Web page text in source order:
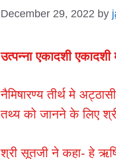
December 29, 2022 by
उत्पन्ना एकादशी एकादशी
नैमिषारण्य तीर्थ मे
तथ्य को जानने के लिए
श्री सूतजी ने कहा- हे